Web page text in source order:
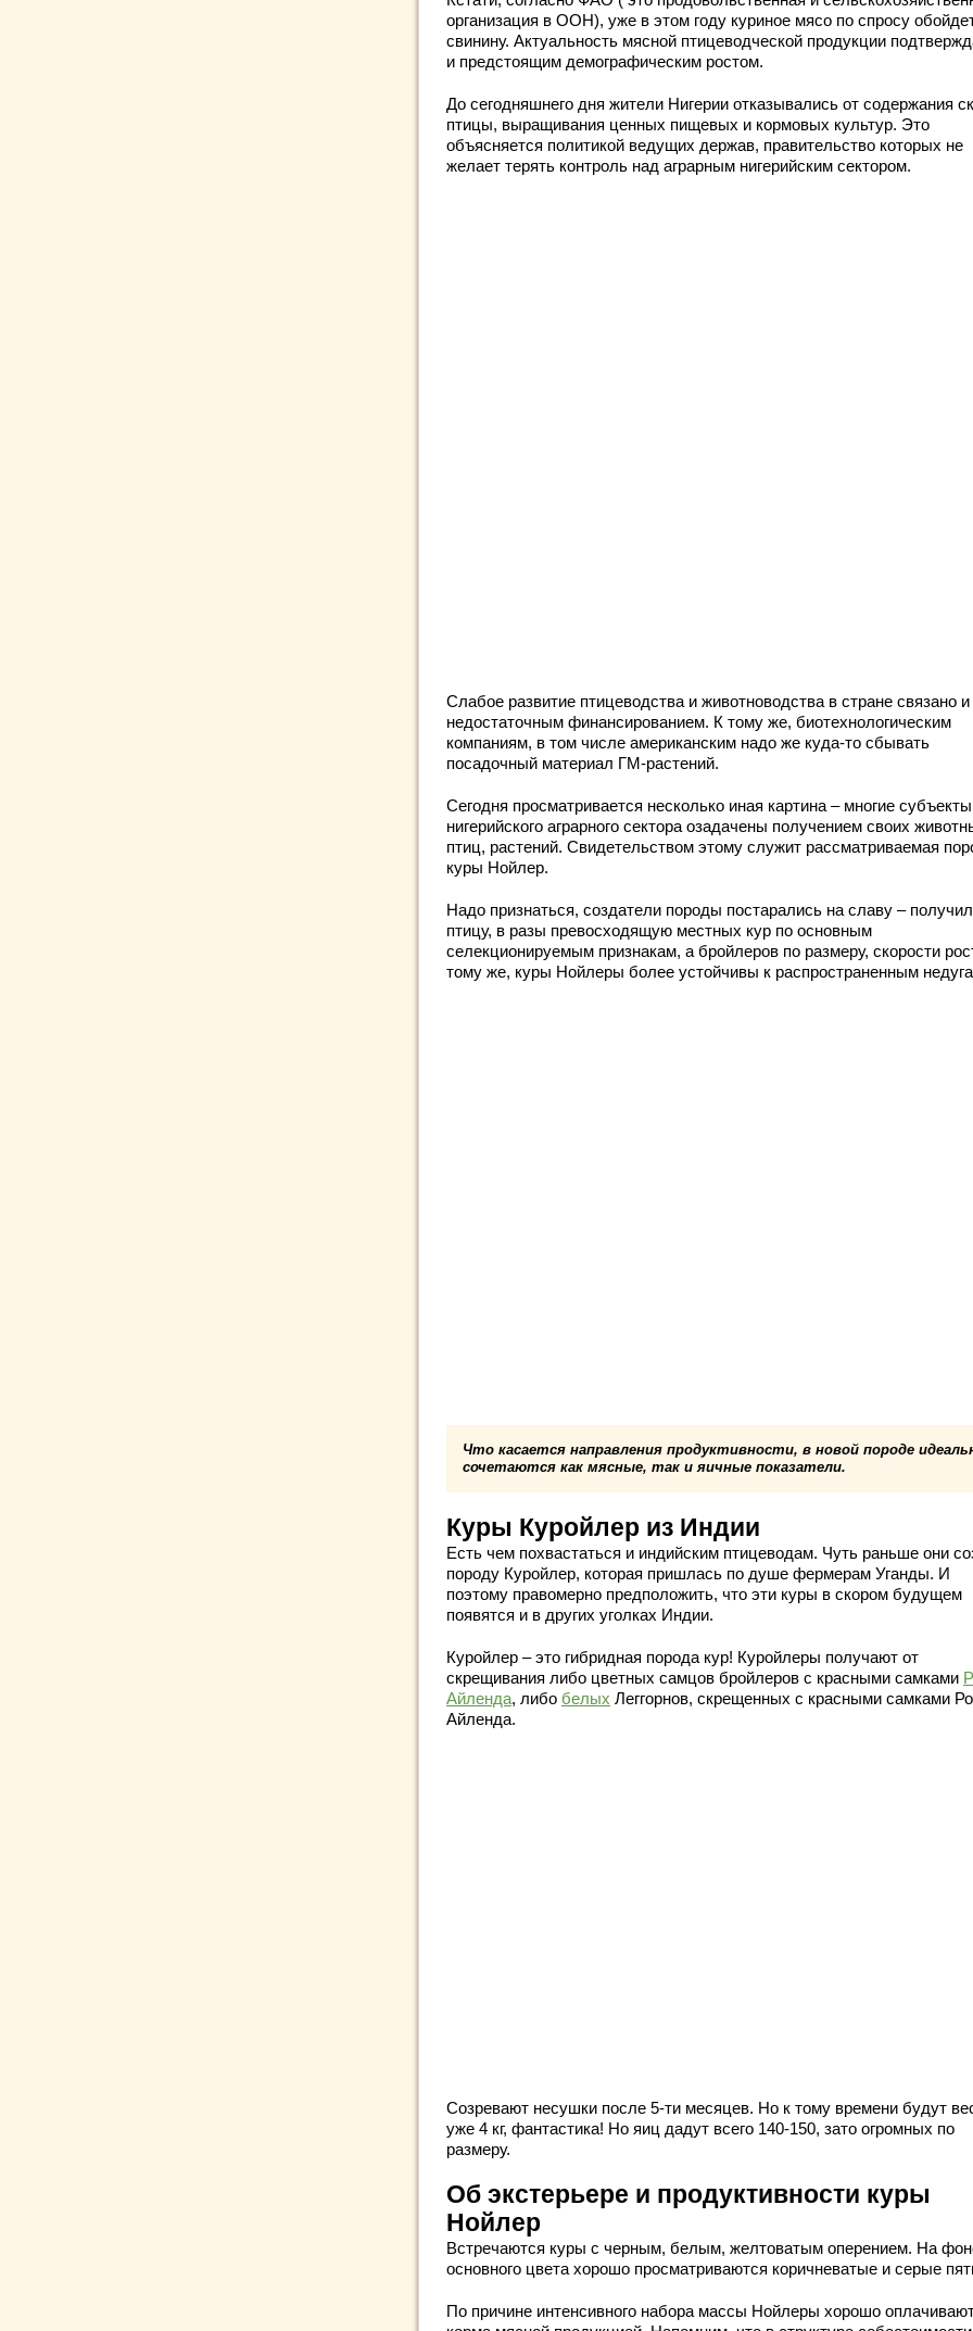
организация в ООН), уже в этом году куриное мясо по спросу
свинину. Актуальность мясной птицеводческой продукции
и предстоящим демографическим ростом.
До сегодняшнего дня жители Нигерии отказывались от содержания
птицы, выращивания ценных пищевых и кормовых культур. Это
объясняется политикой ведущих держав, правительство которых не
желает терять контроль над аграрным нигерийским сектором.
Слабое развитие птицеводства и животноводства в стране связано и
недостаточным финансированием. К тому же, биотехнологическим
компаниям, в том числе американским надо же куда-то сбывать
посадочный материал ГМ-растений.
Сегодня просматривается несколько иная картина – многие субъекты
нигерийского аграрного сектора озадачены получением своих
птиц, растений. Свидетельством этому служит рассматриваемая
куры Нойлер.
Надо признаться, создатели породы постарались на славу –
птицу, в разы превосходящую местных кур по основным
селекционируемым признакам, а бройлеров по размеру, скорости
тому же, куры Нойлеры более устойчивы к распространенным
Что касается направления продуктивности, в новой породе
сочетаются как мясные, так и яичные показатели.
Куры Куройлер из Индии
Есть чем похвастаться и индийским птицеводам. Чуть раньше они
породу Куройлер, которая пришлась по душе фермерам Уганды. И
поэтому правомерно предположить, что эти куры в скором будущем
появятся и в других уголках Индии.
Куройлер – это гибридная порода кур! Куройлеры получают от
скрещивания либо цветных самцов бройлеров с красными самками
Айленда, либо белых Леггорнов, скрещенных с красными самками
Айленда.
Созревают несушки после 5-ти месяцев. Но к тому времени будут
уже 4 кг, фантастика! Но яиц дадут всего 140-150, зато огромных по
размеру.
Об экстерьере и продуктивности куры
Нойлер
Встречаются куры с черным, белым, желтоватым оперением. На
основного цвета хорошо просматриваются коричневатые и серые
По причине интенсивного набора массы Нойлеры хорошо